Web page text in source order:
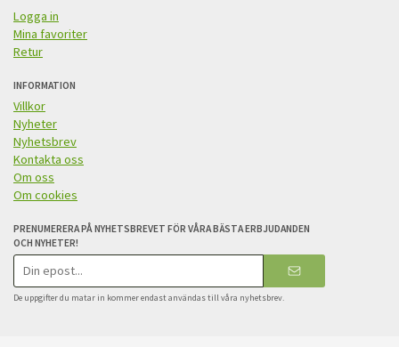
Logga in
Mina favoriter
Retur
INFORMATION
Villkor
Nyheter
Nyhetsbrev
Kontakta oss
Om oss
Om cookies
PRENUMERERA PÅ NYHETSBREVET FÖR VÅRA BÄSTA ERBJUDANDEN
OCH NYHETER!
E-
postadress
De uppgifter du matar in kommer endast användas till våra nyhetsbrev.